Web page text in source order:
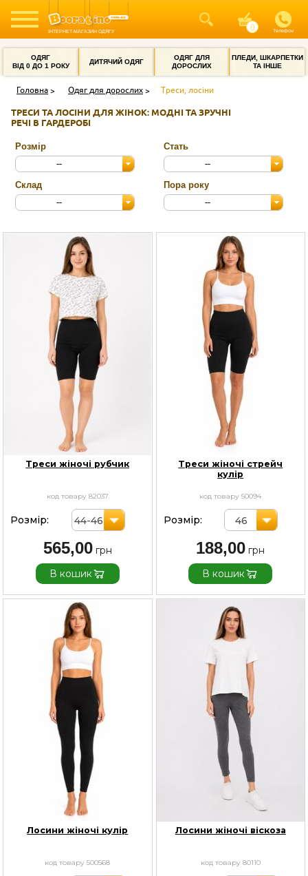
ІНТЕРНЕТ-МАГАЗИН ОДЯГУ Телефон
ОДЯГ
ВІД 0 ДО 1 РОКУ
ДИТЯЧИЙ ОДЯГ
ОДЯГ ДЛЯ
ДОРОСЛИХ
ПЛЕДИ, ШКАРПЕТКИ
ТА ІНШЕ
Головна Одяг для дорослих Треси, лосіни
ТРЕСИ ТА ЛОСІНИ ДЛЯ ЖІНОК: МОДНІ ТА ЗРУЧНІ
РЕЧІ В ГАРДЕРОБІ
Розмір
--
Стать
--
Склад
--
Пора року
--
Треси жіночі рубчик
код товару 82037
Розмір: 44-46
565,00
В кошик
Треси жіночі стрейч
кулір
код товару 50094
Розмір: 46
188,00
В кошик
Лосини жіночі кулір
код товару 500568
Лосини жіночі віскоза
код товару 80110